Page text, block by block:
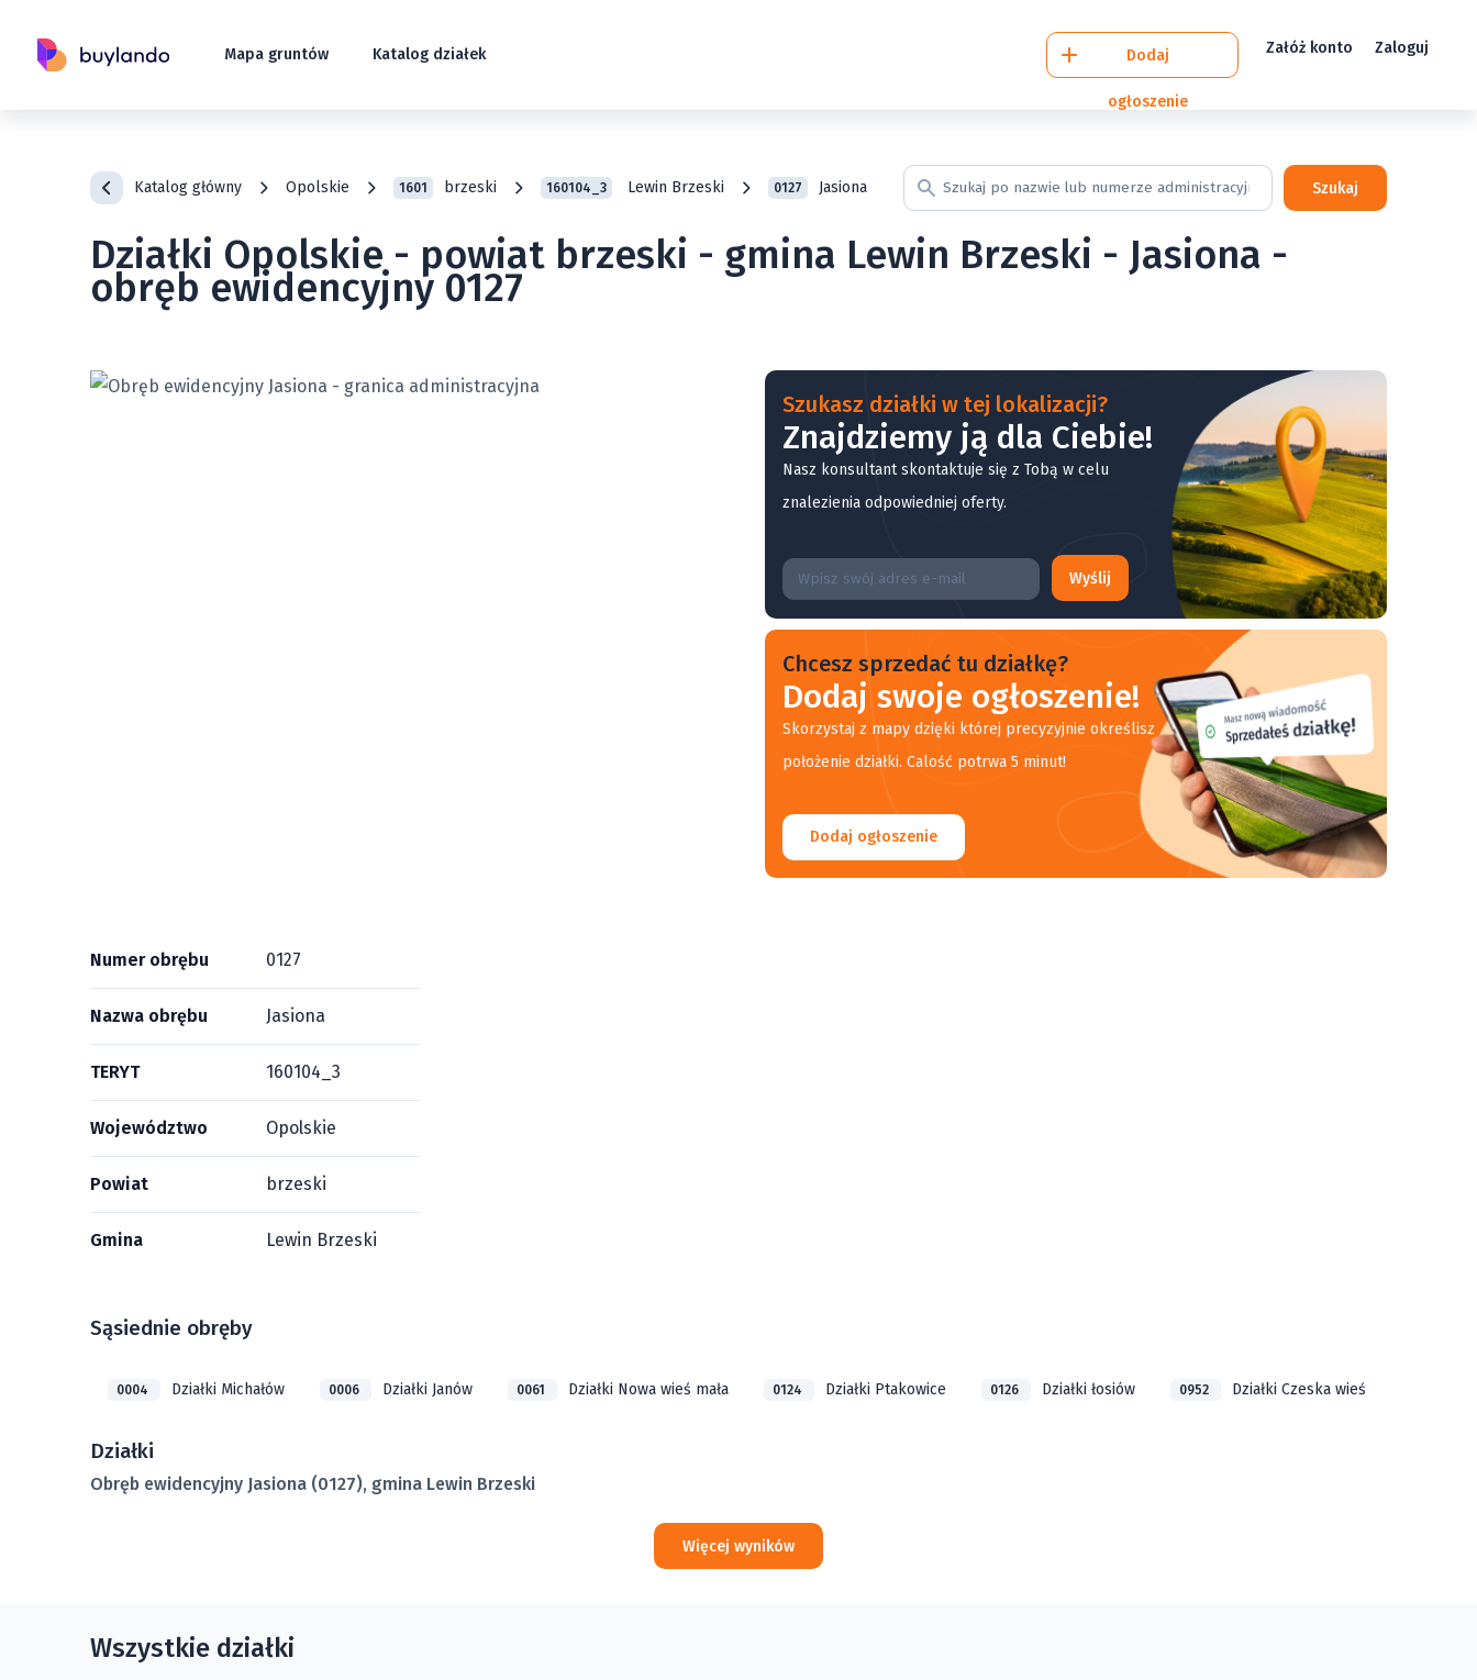
Mapa gruntów Katalog działek Dodaj
ogłoszenie
Załóż konto Zaloguj
Katalog główny Opolskie 1601 brzeski 160104_3 Lewin Brzeski 0127 Jasiona Szukaj
Działki Opolskie - powiat brzeski - gmina Lewin Brzeski - Jasiona -
obręb ewidencyjny 0127
Szukasz działki w tej lokalizacji?
Znajdziemy ją dla Ciebie!
Nasz konsultant skontaktuje się z Tobą w celu
znalezienia odpowiedniej oferty.
Wyślij
Chcesz sprzedać tu działkę?
Dodaj swoje ogłoszenie!
Skorzystaj z mapy dzięki której precyzyjnie określisz
położenie działki. Calość potrwa 5 minut!
Dodaj ogłoszenie
Numer obrębu 0127
Nazwa obrębu Jasiona
TERYT 160104_3
Województwo Opolskie
Powiat brzeski
Gmina Lewin Brzeski
Sąsiednie obręby
0004 Działki Michałów 0006 Działki Janów 0061 Działki Nowa wieś mała 0124 Działki Ptakowice 0126 Działki łosiów 0952 Działki Czeska wieś
Działki
Obręb ewidencyjny Jasiona (0127), gmina Lewin Brzeski
Więcej wyników
Wszystkie działki